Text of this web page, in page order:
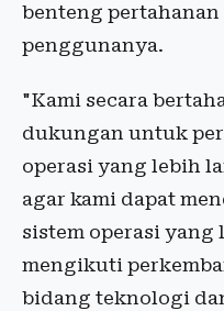
benteng
penggunanya.
"Kami secara
dukungan untuk
operasi yang lebih
agar kami dapat
sistem operasi yang
mengikuti
bidang teknologi